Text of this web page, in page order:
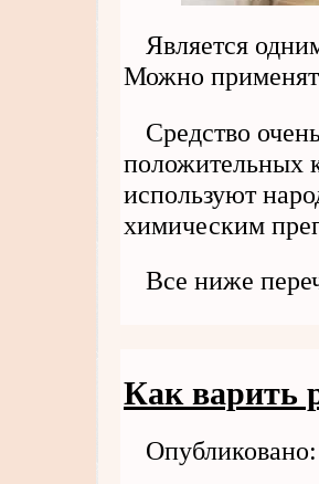
Является
Можно
Средство
положительных
используют
химическим
Все ниже
Как варить